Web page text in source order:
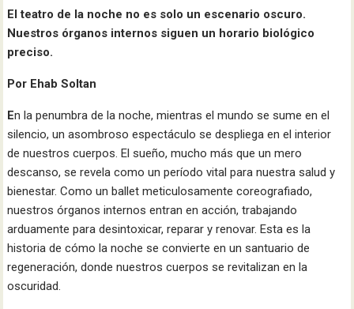
El teatro de la noche no es solo un escenario oscuro.
Nuestros órganos internos siguen un horario biológico
preciso.
Por Ehab Soltan
En la penumbra de la noche, mientras el mundo se sume en el
silencio, un asombroso espectáculo se despliega en el interior
de nuestros cuerpos. El sueño, mucho más que un mero
descanso, se revela como un período vital para nuestra salud y
bienestar. Como un ballet meticulosamente coreografiado,
nuestros órganos internos entran en acción, trabajando
arduamente para desintoxicar, reparar y renovar. Esta es la
historia de cómo la noche se convierte en un santuario de
regeneración, donde nuestros cuerpos se revitalizan en la
oscuridad.